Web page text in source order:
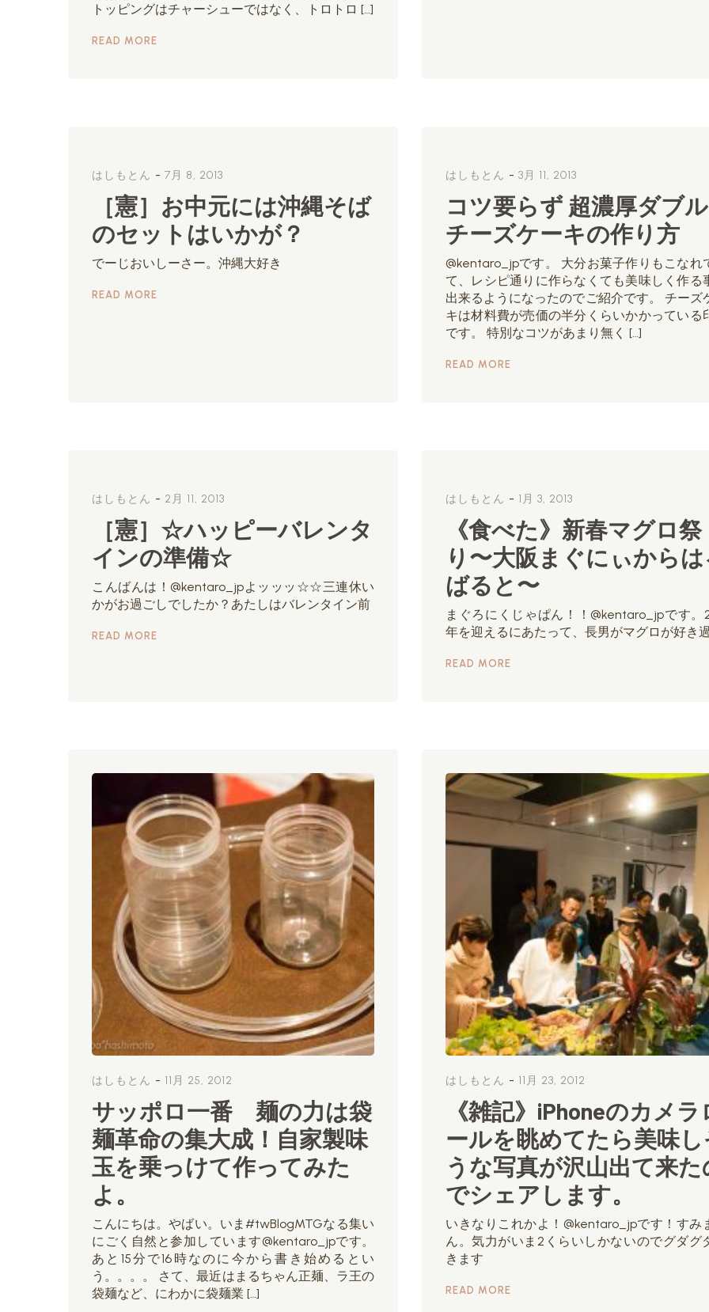
トッピングはチャーシューではなく、トロトロ […]
READ MORE
はしもとん - 7月 8, 2013
［憲］お中元には沖縄そば
のセットはいかが？
でーじおいしーさー。沖縄大好き
READ MORE
はしもとん - 3月 11, 2013
コツ要らず 超濃厚ダブル
チーズケーキの作り方
@kentaro_jpです。 大分お菓子作りもこなれ
て、レシピ通りに作らなくても美味しく作る
出来るようになったのでご紹介です。 チーズ
キは材料費が売価の半分くらいかかっている
です。 特別なコツがあまり無く […]
READ MORE
はしもとん - 2月 11, 2013
［憲］☆ハッピーバレンタ
インの準備☆
こんばんは！@kentaro_jpよッッッ☆☆三連休い
かがお過ごしでしたか？あたしはバレンタイン前
READ MORE
はしもとん - 1月 3, 2013
《食べた》新春マグロ祭
り〜大阪まぐにぃからは
ばると〜
まぐろにくじゃぱん！！@kentaro_jpです。
年を迎えるにあたって、長男がマグロが好き
READ MORE
はしもとん - 11月 25, 2012
サッポロ一番 麺の力は袋
麺革命の集大成！自家製味
玉を乗っけて作ってみた
よ。
こんにちは。やばい。いま#twBlogMTGなる集い
にごく自然と参加しています@kentaro_jpです。
あと15分で16時なのに今から書き始めるとい
う。。。。 さて、最近はまるちゃん正麺、ラ王の
袋麺など、にわかに袋麺業 […]
はしもとん - 11月 23, 2012
《雑記》iPhoneのカメラ
ールを眺めてたら美味し
うな写真が沢山出て来た
でシェアします。
いきなりこれかよ！@kentaro_jpです！すみ
ん。気力がいま2くらいしかないのでグダグ
きます
READ MORE